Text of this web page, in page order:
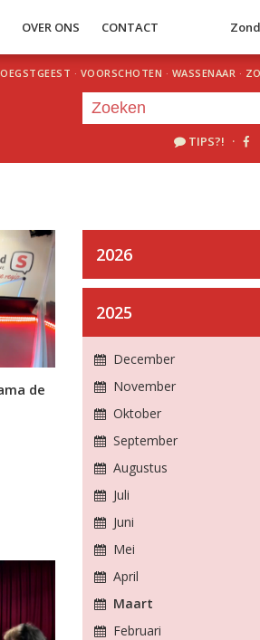
OVER ONS CONTACT
OEGSTGEEST · VOORSCHOTEN · WASSENAAR ·
TIPS?! ·
de
2026
2025
December
November
Oktober
September
Augustus
Juli
Juni
Mei
April
Maart
Februari